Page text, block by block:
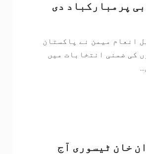
پرمبارکباد دی
انعام میمن نے پاکستان
کی ضمنی انتخابات میں
خان ٹیسوری آج